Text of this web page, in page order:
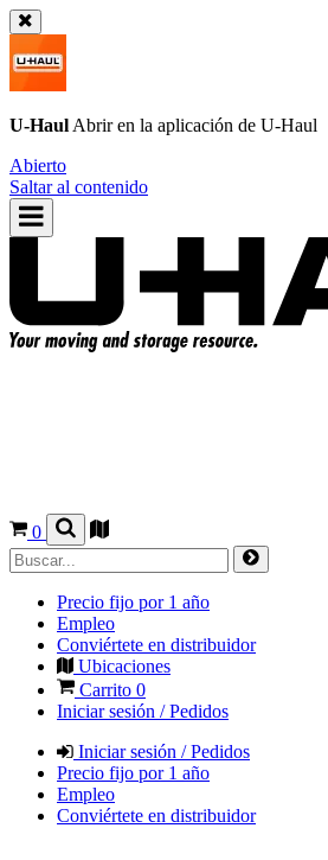
U-Haul Abrir en la aplicación de U-Haul
Abierto
Saltar al contenido
0
Precio fijo por 1 año
Empleo
Conviértete en distribuidor
Ubicaciones
Carrito 0
Iniciar sesión / Pedidos
Iniciar sesión / Pedidos
Precio fijo por 1 año
Empleo
Conviértete en distribuidor